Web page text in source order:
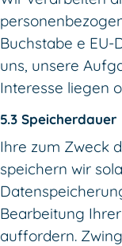
Buchstabe e EU-
uns, unsere
Interesse liegen
5.3 Speicherdauer
Ihre zum Zweck
speichern wir
Bearbeitung
auffordern.